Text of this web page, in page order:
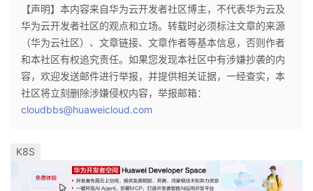
【声明】本内容来自华为云开发者社区博主，不代表华为云及
华为云开发者社区的观点和立场。转载时必须标注文章的来源
（华为云社区）、文章链接、文章作者等基本信息，否则作者
和本社区有权追究责任。如果您发现本社区中有涉嫌抄袭的内
容，欢迎发送邮件进行举报，并提供相关证据，一经查实，本
社区将立刻删除涉嫌侵权内容，举报邮箱：
cloudbbs@huaweicloud.com
K8S